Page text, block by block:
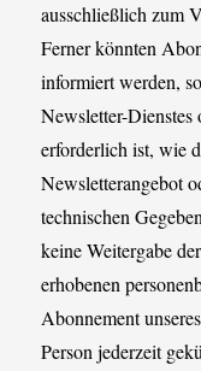
ausschließlich zum
Ferner könnten
informiert werden,
Newsletter-Dienstes
erforderlich ist, wie
Newsletterangebot
technischen
keine Weitergabe
erhobenen
Abonnement
Person jederzeit